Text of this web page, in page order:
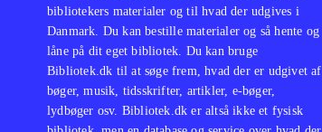
bibliotekers materialer og til hvad der udgives i
Danmark. Du kan bestille materialer og så hente og
låne på dit eget bibliotek. Du kan bruge
Bibliotek.dk til at søge frem, hvad der er udgivet af
bøger, musik, tidsskrifter, artikler, e-bøger,
lydbøger osv. Bibliotek.dk er altså ikke et fysisk